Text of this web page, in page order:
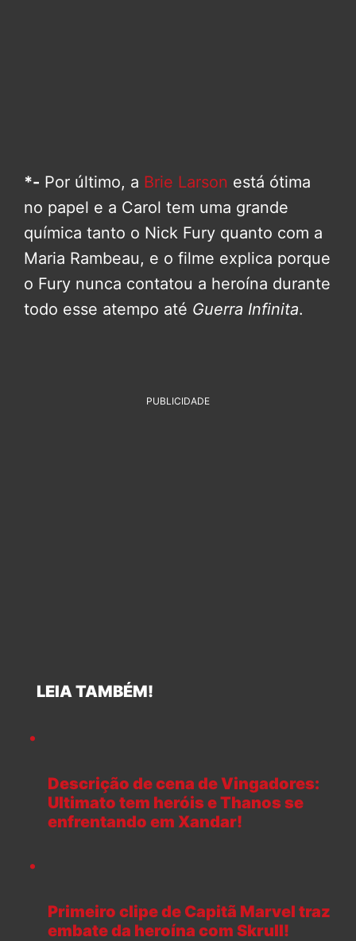
*- Por último, a Brie Larson está ótima
no papel e a Carol tem uma grande
química tanto o Nick Fury quanto com a
Maria Rambeau, e o filme explica porque
o Fury nunca contatou a heroína durante
todo esse atempo até Guerra Infinita.
PUBLICIDADE
LEIA TAMBÉM!
Descrição de cena de Vingadores:
Ultimato tem heróis e Thanos se
enfrentando em Xandar!
Primeiro clipe de Capitã Marvel traz
embate da heroína com Skrull!